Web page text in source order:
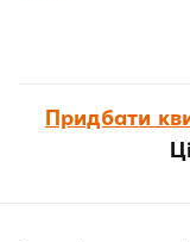
Придбати